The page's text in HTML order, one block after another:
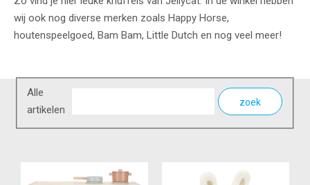
wij ook nog diverse merken zoals Happy Horse,
houtenspeelgoed, Bam Bam, Little Dutch en nog veel meer!
Alle
artikelen
zoek